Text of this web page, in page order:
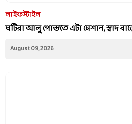
লাইফস্টাইল
ঘটিরা আলু পোস্ততে এটা মেশান, স্বাদ
August 09, 2026